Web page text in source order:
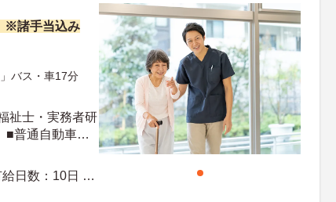
※諸手当込み
バス・車17分
祉士・実務者研
■普通自動車免